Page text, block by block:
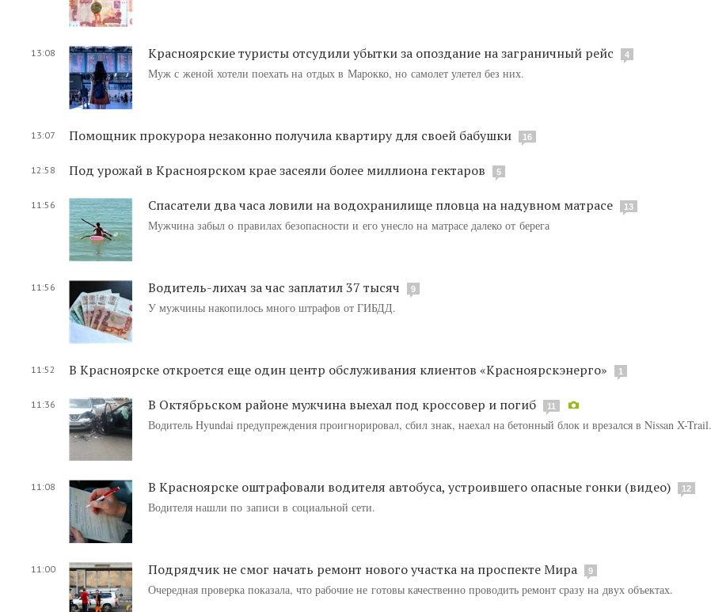
13:08 Красноярские туристы отсудили убытки за опоздание на заграничный рейс 4
Муж с женой хотели поехать на отдых в Марокко, но самолет улетел без них.
13:07 Помощник прокурора незаконно получила квартиру для своей бабушки 16
12:58 Под урожай в Красноярском крае засеяли более миллиона гектаров 5
11:56 Спасатели два часа ловили на водохранилище пловца на надувном матрасе 13
Мужчина забыл о правилах безопасности и его унесло на матрасе далеко от берега
11:56 Водитель-лихач за час заплатил 37 тысяч 9
У мужчины накопилось много штрафов от ГИБДД.
11:52 В Красноярске откроется еще один центр обслуживания клиентов «Красноярскэнерго» 1
11:36 В Октябрьском районе мужчина выехал под кроссовер и погиб 11
Водитель Hyundai предупреждения проигнорировал, сбил знак, наехал на бетонный блок и врезался в Nissan X-Trail.
11:08 В Красноярске оштрафовали водителя автобуса, устроившего опасные гонки (видео) 12
Водителя нашли по записи в социальной сети.
11:00 Подрядчик не смог начать ремонт нового участка на проспекте Мира 9
Очередная проверка показала, что рабочие не готовы качественно проводить ремонт сразу на двух объектах.